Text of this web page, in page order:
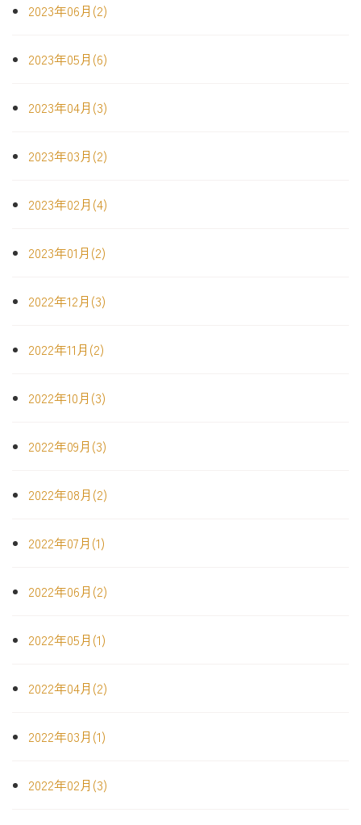
2023年06月(2)
2023年05月(6)
2023年04月(3)
2023年03月(2)
2023年02月(4)
2023年01月(2)
2022年12月(3)
2022年11月(2)
2022年10月(3)
2022年09月(3)
2022年08月(2)
2022年07月(1)
2022年06月(2)
2022年05月(1)
2022年04月(2)
2022年03月(1)
2022年02月(3)